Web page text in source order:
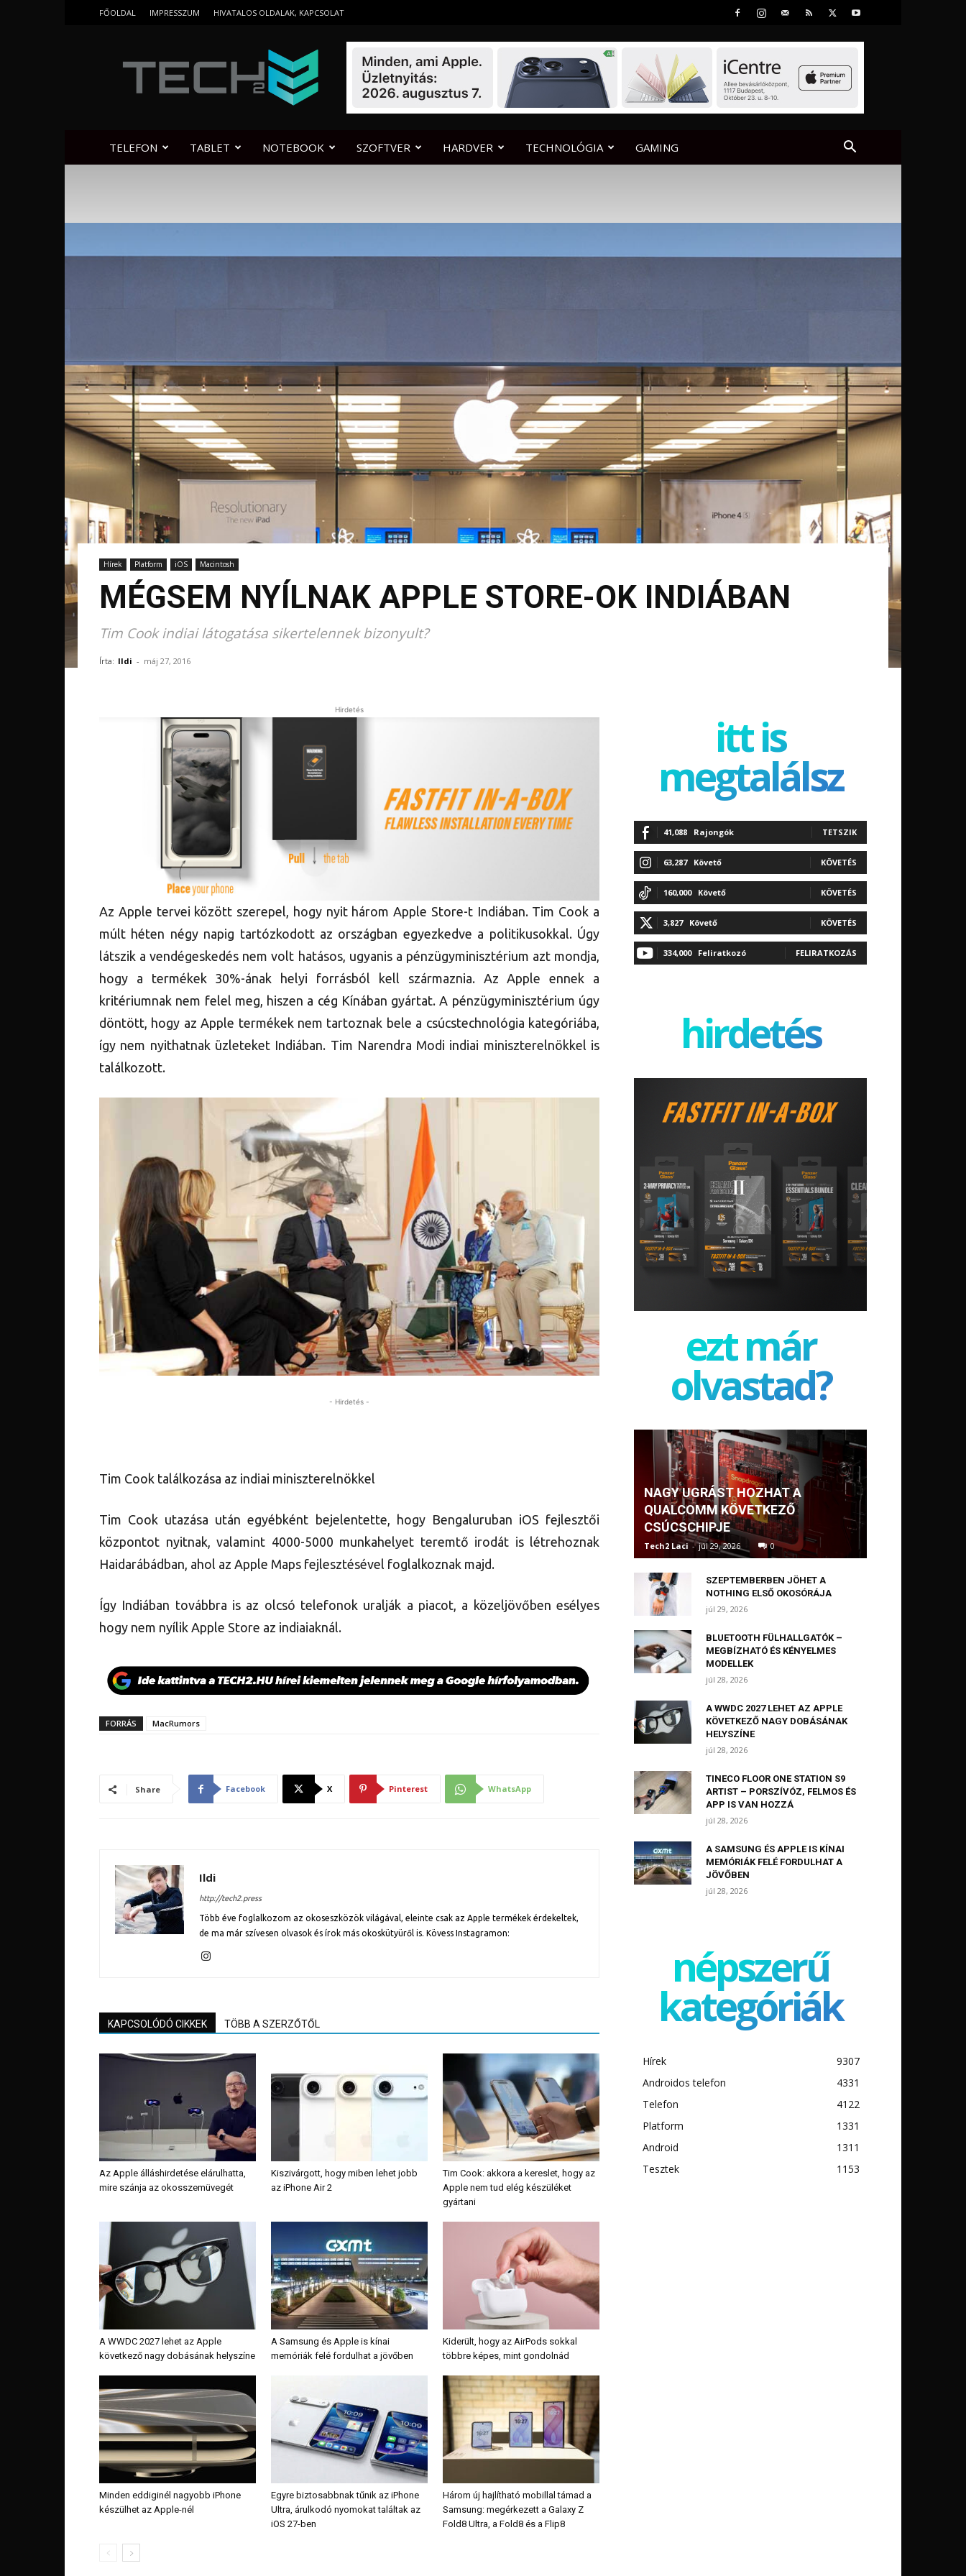
FŐOLDAL IMPRESSZUM HIVATALOS OLDALAK, KAPCSOLAT
TELEFON TABLET NOTEBOOK SZOFTVER HARDVER TECHNOLÓGIA GAMING
Hírek Platform iOS Macintosh
MÉGSEM NYÍLNAK APPLE STORE-OK INDIÁBAN
Tim Cook indiai látogatása sikertelennek bizonyult?
Írta: Ildi - máj 27, 2016
Hirdetés
Az Apple tervei között szerepel, hogy nyit három Apple Store-t Indiában. Tim Cook a
múlt héten négy napig tartózkodott az országban egyezkedve a politikusokkal. Úgy
látszik a vendégeskedés nem volt hatásos, ugyanis a pénzügyminisztérium azt mondja,
hogy a termékek 30%-ának helyi forrásból kell származnia. Az Apple ennek a
kritériumnak nem felel meg, hiszen a cég Kínában gyártat. A pénzügyminisztérium úgy
döntött, hogy az Apple termékek nem tartoznak bele a csúcstechnológia kategóriába,
így nem nyithatnak üzleteket Indiában. Tim Narendra Modi indiai miniszterelnökkel is
találkozott.
- Hirdetés -
Tim Cook találkozása az indiai miniszterelnökkel
Tim Cook utazása után egyébként bejelentette, hogy Bengaluruban iOS fejlesztői
központot nyitnak, valamint 4000-5000 munkahelyet teremtő irodát is létrehoznak
Haidarábádban, ahol az Apple Maps fejlesztésével foglalkoznak majd.
Így Indiában továbbra is az olcsó telefonok uralják a piacot, a közeljövőben esélyes
hogy nem nyílik Apple Store az indiaiaknál.
FORRÁS MacRumors
Share Facebook X Pinterest WhatsApp
Ildi
http://tech2.press
Több éve foglalkozom az okoseszközök világával, eleinte csak az Apple termékek érdekeltek,
de ma már szívesen olvasok és írok más okoskütyüről is. Kövess Instagramon:
KAPCSOLÓDÓ CIKKEK TÖBB A SZERZŐTŐL
Az Apple álláshirdetése elárulhatta,
mire szánja az okosszemüvegét
Kiszivárgott, hogy miben lehet jobb
az iPhone Air 2
Tim Cook: akkora a kereslet, hogy az
Apple nem tud elég készüléket
gyártani
A WWDC 2027 lehet az Apple
következő nagy dobásának helyszíne
A Samsung és Apple is kínai
memóriák felé fordulhat a jövőben
Kiderült, hogy az AirPods sokkal
többre képes, mint gondolnád
Minden eddiginél nagyobb iPhone
készülhet az Apple-nél
Egyre biztosabbnak tűnik az iPhone
Ultra, árulkodó nyomokat találtak az
iOS 27-ben
Három új hajlítható mobillal támad a
Samsung: megérkezett a Galaxy Z
Fold8 Ultra, a Fold8 és a Flip8
itt is
megtalálsz
41,088 Rajongók TETSZIK
63,287 Követő KÖVETÉS
160,000 Követő KÖVETÉS
3,827 Követő KÖVETÉS
334,000 Feliratkozó FELIRATKOZÁS
hirdetés
ezt már
olvastad?
NAGY UGRÁST HOZHAT A
QUALCOMM KÖVETKEZŐ
CSÚCSCHIPJE
Tech2 Laci - júl 29, 2026 0
SZEPTEMBERBEN JÖHET A
NOTHING ELSŐ OKOSÓRÁJA
júl 29, 2026
BLUETOOTH FÜLHALLGATÓK –
MEGBÍZHATÓ ÉS KÉNYELMES
MODELLEK
júl 28, 2026
A WWDC 2027 LEHET AZ APPLE
KÖVETKEZŐ NAGY DOBÁSÁNAK
HELYSZÍNE
júl 28, 2026
TINECO FLOOR ONE STATION S9
ARTIST – PORSZÍVÓZ, FELMOS ÉS
APP IS VAN HOZZÁ
júl 28, 2026
A SAMSUNG ÉS APPLE IS KÍNAI
MEMÓRIÁK FELÉ FORDULHAT A
JÖVŐBEN
júl 28, 2026
népszerű
kategóriák
Hírek
9307
Androidos telefon
4331
Telefon
4122
Platform
1331
Android
1311
Tesztek
1153